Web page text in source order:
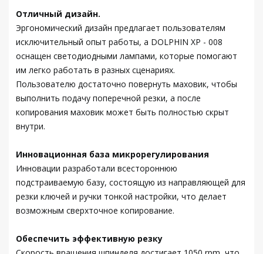
Отличный дизайн.
Эргономический дизайн предлагает пользователям
исключительный опыт работы, а DOLPHIN XP - 008
оснащен светодиодными лампами, которые помогают
им легко работать в разных сценариях.
Пользователю достаточно повернуть маховик, чтобы
выполнить подачу поперечной резки, а после
копирования маховик может быть полностью скрыт
внутри.
Инновационная база микрорегулирования
Инновации разработали всестороннюю
подстраиваемую базу, состоящую из направляющей для
резки ключей и ручки тонкой настройки, что делает
возможным сверхточное копирование.
Обеспечить эффективную резку